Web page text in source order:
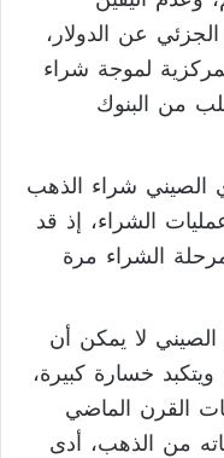
عن الدولار،
لموجة شراء
من البنوك
الصيني شراء الذهب
الشراء، إذ قد
الشراء مرة
الصيني لا يمكن أن
خسارة كبيرة،
القرن الماضي
من الذهب، أدى